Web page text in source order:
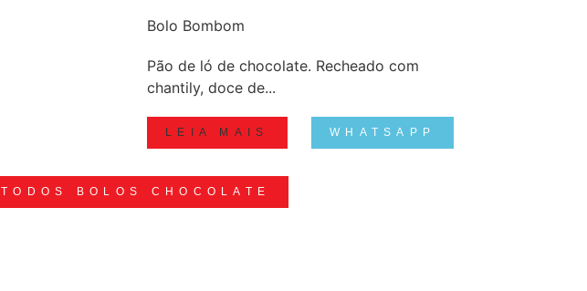
Bolo Bombom
Pão de ló de chocolate. Recheado com
chantily, doce de...
LEIA MAIS WHATSAPP
TODOS BOLOS CHOCOLATE